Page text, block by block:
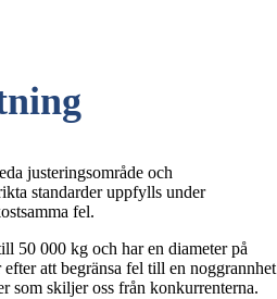
justeringsområde och
standarder uppfylls under
fel.
50 000 kg och har en diameter på
att begränsa fel till en noggrannhet
som skiljer oss från konkurrenterna.